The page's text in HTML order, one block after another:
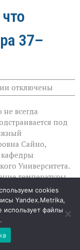
37–
к
записи
спешите
пить
что
скрывает
температура
37–
38 °C
отключены
всегда
под
Сайно,
кафедры
Университета.
температуры
нормы, так и
Разбираемся,
cookies
Yandex.Metrika,
использует файлы